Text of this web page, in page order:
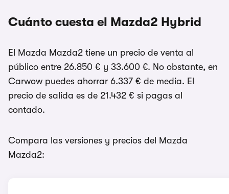
Cuánto cuesta el Mazda2 Hybrid
El Mazda Mazda2 tiene un precio de venta al
público entre 26.850 € y 33.600 €. No obstante, en
Carwow puedes ahorrar 6.337 € de media. El
precio de salida es de 21.432 € si pagas al
contado.
Compara las versiones y precios del Mazda
Mazda2: